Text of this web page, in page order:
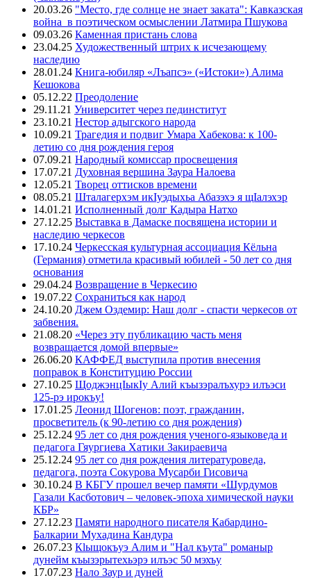
20.03.26 "Место, где солнце не знает заката": Кавказская
война в поэтическом осмыслении Латмира Пшукова
09.03.26 Каменная пристань слова
23.04.25 Художественный штрих к исчезающему
наследию
28.01.24 Книга-юбиляр «Лъапсэ» («Истоки») Алима
Кешокова
05.12.22 Преодоление
29.11.21 Университет через пединститут
23.10.21 Нестор адыгского народа
10.09.21 Трагедия и подвиг Умара Хабекова: к 100-
летию со дня рождения героя
07.09.21 Народный комиссар просвещения
17.07.21 Духовная вершина Заура Налоева
12.05.21 Творец оттисков времени
08.05.21 Шталагерхэм икIуэдыхьа Абазэхэ я щIалэхэр
14.01.21 Исполненный долг Кадыра Натхо
27.12.25 Выставка в Дамаске посвящена истории и
наследию черкесов
17.10.24 Черкесская культурная ассоциация Кёльна
(Германия) отметила красивый юбилей - 50 лет со дня
основания
29.04.24 Возвращение в Черкесию
19.07.22 Сохраниться как народ
24.10.20 Джем Оздемир: Наш долг - спасти черкесов от
забвения.
21.08.20 «Через эту публикацию часть меня
возвращается домой впервые»
26.06.20 КАФФЕД выступила против внесения
поправок в Конституцию России
27.10.25 ЩоджэнцIыкIу Алий къызэралъхурэ илъэси
125-рэ ирокъу!
17.01.25 Леонид Шогенов: поэт, гражданин,
просветитель (к 90-летию со дня рождения)
25.12.24 95 лет со дня рождения ученого-языковеда и
педагога Гяургиева Хатики Закираевича
25.12.24 95 лет со дня рождения литературоведа,
педагога, поэта Сокурова Мусарби Гисовича
30.10.24 В КБГУ прошел вечер памяти «Шурдумов
Газали Касботович – человек-эпоха химической науки
КБР»
27.12.23 Памяти народного писателя Кабардино-
Балкарии Мухадина Кандура
26.07.23 Кlыщокъуэ Алим и "Нал къута" романыр
дунейм къызэрытехьэрэ илъэс 50 мэхъу
17.07.23 Нало Заур и дуней